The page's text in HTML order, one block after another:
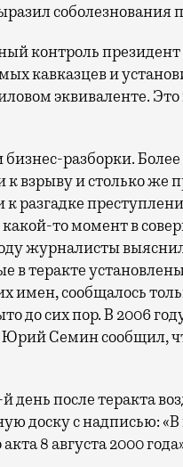
соболезнования
контроль
кавказцев и
эквиваленте.
разборки.
взрыву и столько же
к разгадке
то момент в
журналисты
в теракте
имен, сообщалось
до сих пор. В 2006
Семин сообщил,
после теракта
доску с надписью: «В
8 августа 2000